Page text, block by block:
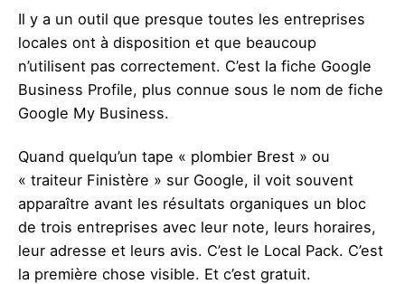
Il y a un outil que presque toutes les entreprises
locales ont à disposition et que beaucoup
n’utilisent pas correctement. C’est la fiche Google
Business Profile, plus connue sous le nom de fiche
Google My Business.
Quand quelqu’un tape « plombier Brest » ou
« traiteur Finistère » sur Google, il voit souvent
apparaître avant les résultats organiques un bloc
de trois entreprises avec leur note, leurs horaires,
leur adresse et leurs avis. C’est le Local Pack. C’est
la première chose visible. Et c’est gratuit.